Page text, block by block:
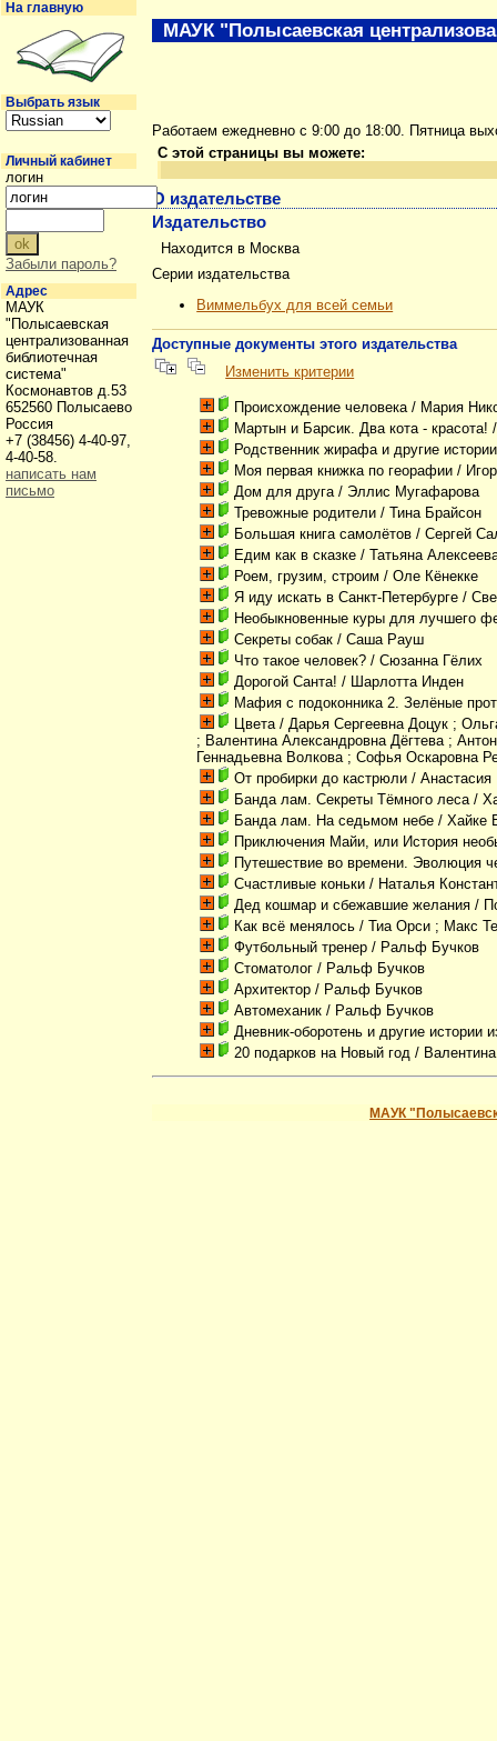
Работаем ежедневно с 9:00 до 18:00. Пятница
С этой страницы вы можете:
О издательстве
Издательство
Находится в Москва
Серии издательства
Виммельбух для всей семьи
Доступные документы этого издательства
Изменить критерии
Происхождение человека / Мария
Мартын и Барсик. Два кота - красота!
Родственник жирафа и другие истории
Моя первая книжка по георафии /
Дом для друга / Эллис Мугафарова
Тревожные родители / Тина Брайсон
Большая книга самолётов / Сергей
Едим как в сказке / Татьяна
Роем, грузим, строим / Оле Кёнекке
Я иду искать в Санкт-Петербурге /
Необыкновенные куры для лучшего
Секреты собак / Саша Рауш
Что такое человек? / Сюзанна Гёлих
Дорогой Санта! / Шарлотта Инден
Мафия с подоконника 2. Зелёные
Цвета / Дарья Сергеевна Доцук ;
; Валентина Александровна Дёгтева ;
Геннадьевна Волкова ; Софья Оскаровна
От пробирки до кастрюли / Анастасия
Банда лам. Секреты Тёмного леса /
Банда лам. На седьмом небе / Хайке
Приключения Майи, или История
Путешествие во времени. Эволюция
Счастливые коньки / Наталья
Дед кошмар и сбежавшие желания /
Как всё менялось / Тиа Орси ; Макс
Футбольный тренер / Ральф Бучков
Стоматолог / Ральф Бучков
Архитектор / Ральф Бучков
Автомеханик / Ральф Бучков
Дневник-оборотень и другие истории
20 подарков на Новый год /
МАУК
МАУК "Полысаевская
На главную
Выбрать язык
Личный кабинет
логин
Забыли пароль?
Адрес
МАУК
"Полысаевская
централизованная
библиотечная
система"
Космонавтов д.53
652560 Полысаево
Россия
+7 (38456) 4-40-97,
4-40-58.
написать нам
письмо